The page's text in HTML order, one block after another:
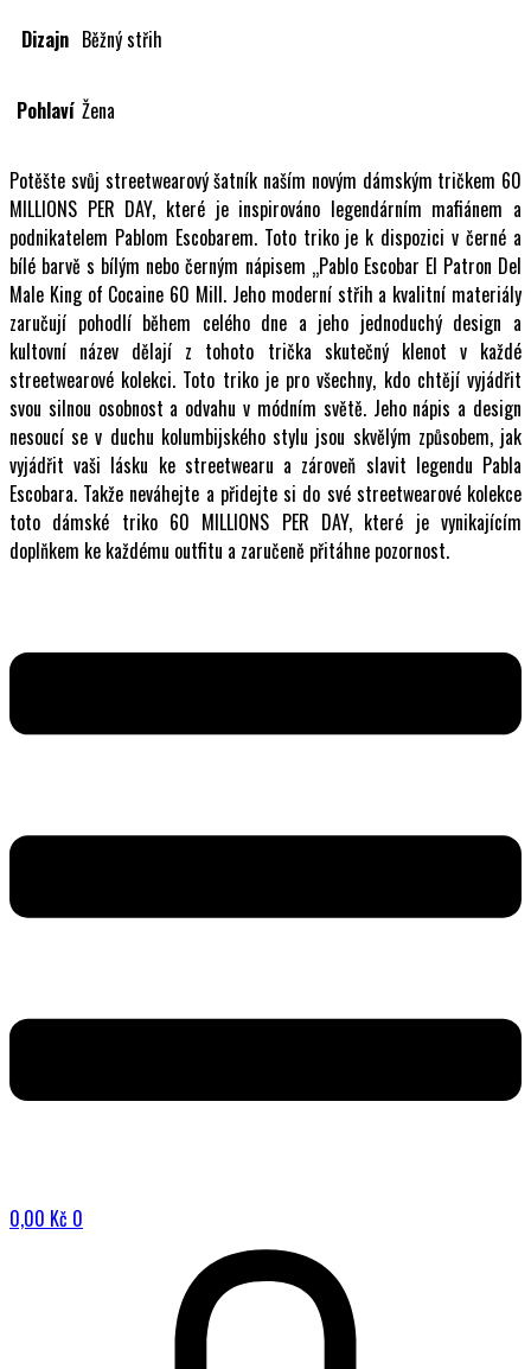
Dizajn Běžný střih
Pohlaví Žena
Potěšte svůj streetwearový šatník naším novým dámským tričkem 60
MILLIONS PER DAY, které je inspirováno legendárním mafiánem a
podnikatelem Pablom Escobarem. Toto triko je k dispozici v černé a
bílé barvě s bílým nebo černým nápisem „Pablo Escobar El Patron Del
Male King of Cocaine 60 Mill. Jeho moderní střih a kvalitní materiály
zaručují pohodlí během celého dne a jeho jednoduchý design a
kultovní název dělají z tohoto trička skutečný klenot v každé
streetwearové kolekci. Toto triko je pro všechny, kdo chtějí vyjádřit
svou silnou osobnost a odvahu v módním světě. Jeho nápis a design
nesoucí se v duchu kolumbijského stylu jsou skvělým způsobem, jak
vyjádřit vaši lásku ke streetwearu a zároveň slavit legendu Pabla
Escobara. Takže neváhejte a přidejte si do své streetwearové kolekce
toto dámské triko 60 MILLIONS PER DAY, které je vynikajícím
doplňkem ke každému outfitu a zaručeně přitáhne pozornost.
0,00 Kč 0